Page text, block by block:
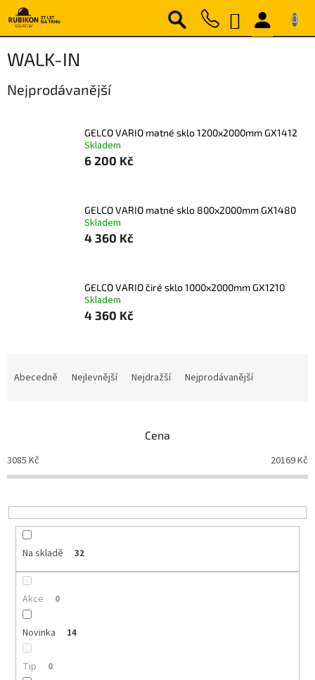
Přejít
na
obsah
NÁKUPNÍ
KOŠÍK
WALK-IN
Nejprodávanější
GELCO VARIO matné sklo 1200x2000mm GX1412
Skladem
6 200 Kč
GELCO VARIO matné sklo 800x2000mm GX1480
Skladem
4 360 Kč
GELCO VARIO čiré sklo 1000x2000mm GX1210
Skladem
4 360 Kč
p
u
Abecedně Nejlevnější Nejdražší Nejprodávanější
Cena
3085 Kč 20169Kč
Na skladě 32
Akce 0
Novinka 14
Tip 0